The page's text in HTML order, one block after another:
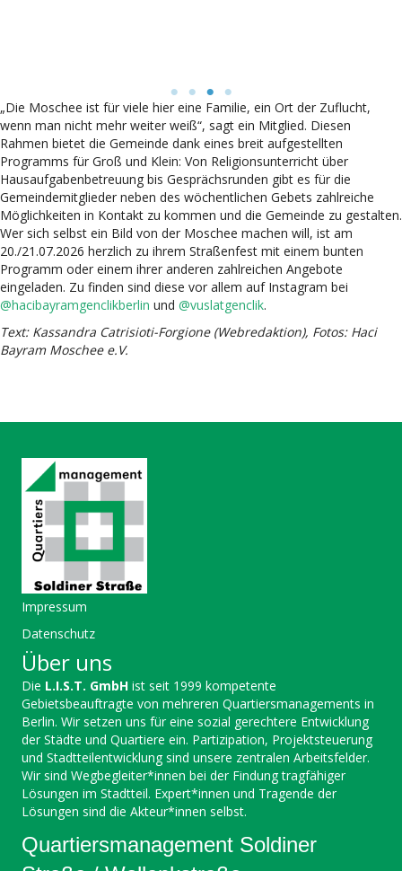
„Die Moschee ist für viele hier eine Familie, ein Ort der Zuflucht,
wenn man nicht mehr weiter weiß“, sagt ein Mitglied. Diesen
Rahmen bietet die Gemeinde dank eines breit aufgestellten
Programms für Groß und Klein: Von Religionsunterricht über
Hausaufgabenbetreuung bis Gesprächsrunden gibt es für die
Gemeindemitglieder neben des wöchentlichen Gebets zahlreiche
Möglichkeiten in Kontakt zu kommen und die Gemeinde zu gestalten.
Wer sich selbst ein Bild von der Moschee machen will, ist am
20./21.07.2026 herzlich zu ihrem Straßenfest mit einem bunten
Programm oder einem ihrer anderen zahlreichen Angebote
eingeladen. Zu finden sind diese vor allem auf Instagram bei
@hacibayramgenclikberlin und @vuslatgenclik.
Text: Kassandra Catrisioti-Forgione (Webredaktion), Fotos: Haci
Bayram Moschee e.V.
Impressum
Datenschutz
Über uns
Die L.I.S.T. GmbH ist seit 1999 kompetente
Gebietsbeauftragte von mehreren Quartiersmanagements in
Berlin. Wir setzen uns für eine sozial gerechtere Entwicklung
der Städte und Quartiere ein. Partizipation, Projektsteuerung
und Stadtteilentwicklung sind unsere zentralen Arbeitsfelder.
Wir sind Wegbegleiter*innen bei der Findung tragfähiger
Lösungen im Stadtteil. Expert*innen und Tragende der
Lösungen sind die Akteur*innen selbst.
Quartiersmanagement Soldiner